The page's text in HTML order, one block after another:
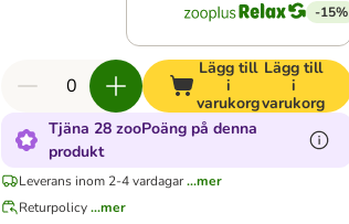
-15%
Lägg till
i
varukorg
Lägg till
i
varukorg
Tjäna 28 zooPoäng på denna
produkt
Leverans inom 2-4 vardagar...mer
Returpolicy...mer